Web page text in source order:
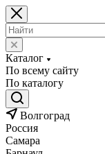
Каталог
По всему сайту
По каталогу
Волгоград
Россия
Самара